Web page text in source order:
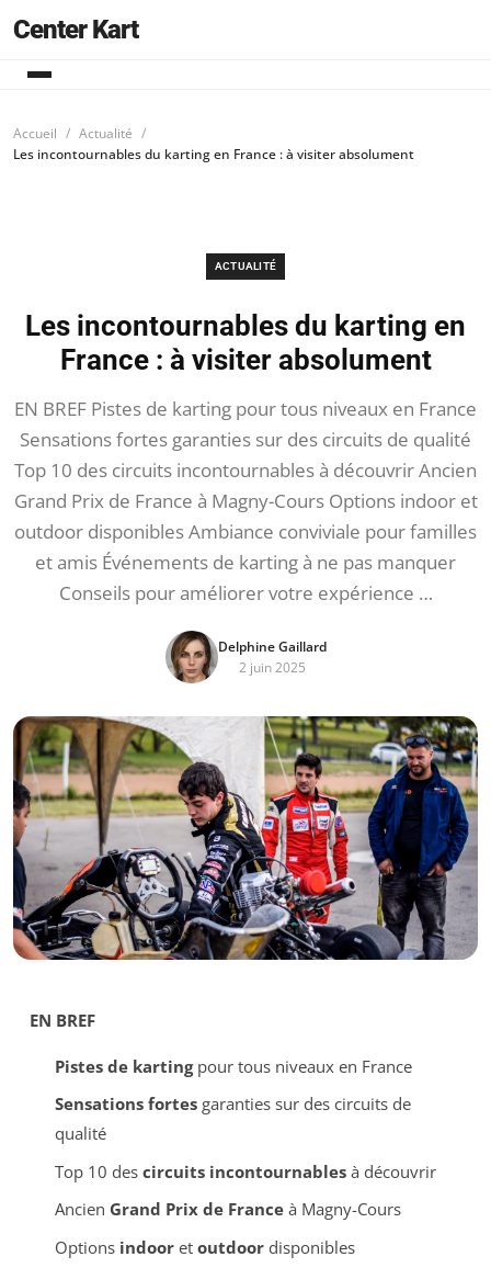
Center Kart
Accueil
Actualité
Les incontournables du karting en France : à visiter absolument
ACTUALITÉ
Les incontournables du karting en
France : à visiter absolument
EN BREF Pistes de karting pour tous niveaux en France
Sensations fortes garanties sur des circuits de qualité
Top 10 des circuits incontournables à découvrir Ancien
Grand Prix de France à Magny-Cours Options indoor et
outdoor disponibles Ambiance conviviale pour familles
et amis Événements de karting à ne pas manquer
Conseils pour améliorer votre expérience …
Delphine Gaillard
2 juin 2025
EN BREF
Pistes de kartingpour tous niveaux en France
Sensations fortesgaranties sur des circuits de
qualité
Top 10 des circuits incontournablesà découvrir
Ancien Grand Prix de Franceà Magny-Cours
Options indooret outdoordisponibles